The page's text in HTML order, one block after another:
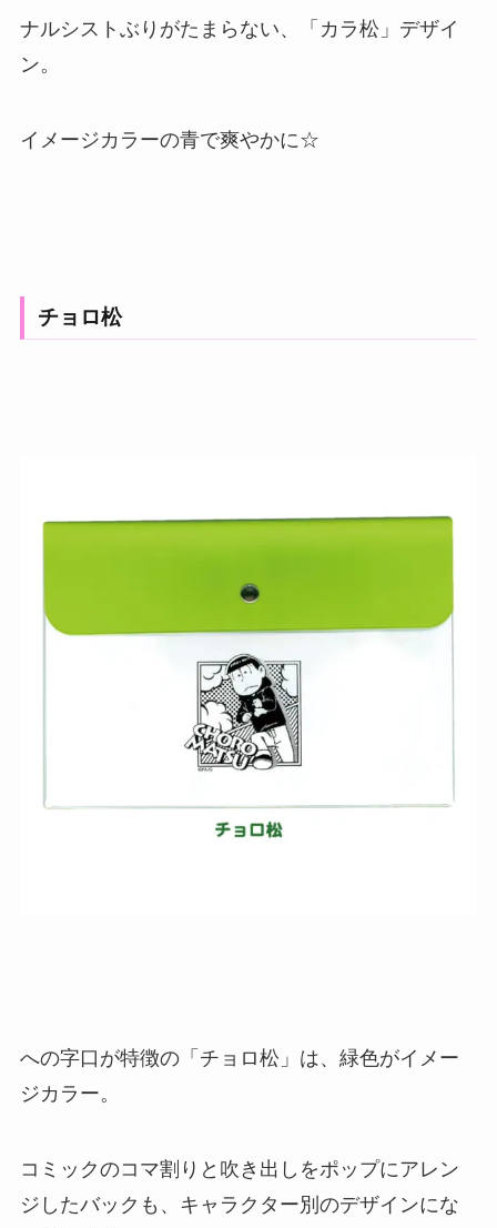
ナルシストぶりがたまらない、「カラ松」デザイ
ン。
イメージカラーの青で爽やかに☆
チョロ松
への字口が特徴の「チョロ松」は、緑色がイメー
ジカラー。
コミックのコマ割りと吹き出しをポップにアレン
ジしたバックも、キャラクター別のデザインにな